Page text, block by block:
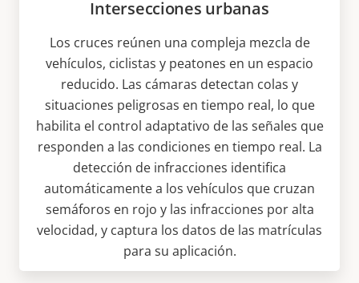
Intersecciones urbanas
Los cruces reúnen una compleja mezcla de
vehículos, ciclistas y peatones en un espacio
reducido. Las cámaras detectan colas y
situaciones peligrosas en tiempo real, lo que
habilita el control adaptativo de las señales que
responden a las condiciones en tiempo real. La
detección de infracciones identifica
automáticamente a los vehículos que cruzan
semáforos en rojo y las infracciones por alta
velocidad, y captura los datos de las matrículas
para su aplicación.